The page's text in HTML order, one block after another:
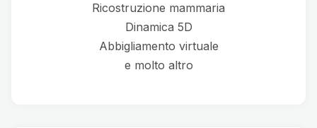
Ricostruzione mammaria
Dinamica 5D
Abbigliamento virtuale
e molto altro